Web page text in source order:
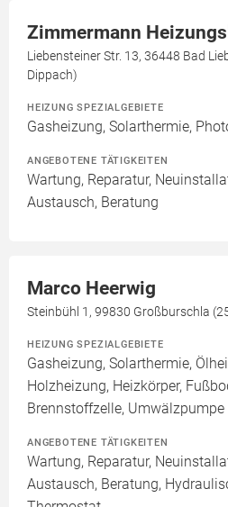
Zimmermann
Liebensteiner Str. 13, 36448 Bad
Dippach)
HEIZUNG SPEZIALGEBIETE
Gasheizung, Solarthermie,
ANGEBOTENE TÄTIGKEITEN
Wartung, Reparatur,
Austausch, Beratung
Marco Heerwig
Steinbühl 1, 99830 Großburschla
HEIZUNG SPEZIALGEBIETE
Gasheizung, Solarthermie,
Holzheizung, Heizkörper,
Brennstoffzelle, Umwälzpumpe
ANGEBOTENE TÄTIGKEITEN
Wartung, Reparatur,
Austausch, Beratung,